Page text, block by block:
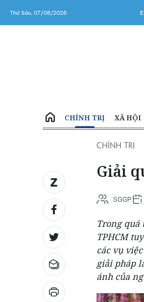
Thứ Sáu, 07/08/2026
CHÍNH TRỊ XÃ HỘI
CHÍNH TRỊ
Giải
SGGP
Trong
TPHCM
các vụ
giải pháp
ánh của